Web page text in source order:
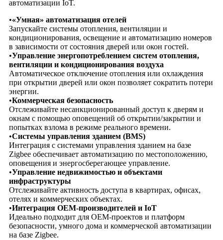
автоматизации IoT.
•«Умная» автоматизация отелей
Запускайте системы отопления, вентиляции и
кондиционирования, освещение и автоматизацию номеров
в зависимости от состояния дверей или окон гостей.
•Управление энергопотреблением систем отопления,
вентиляции и кондиционирования воздуха
Автоматическое отключение отопления или охлаждения
при открытии дверей или окон позволяет сократить потери
энергии.
•Коммерческая безопасность
Отслеживайте несанкционированный доступ к дверям и
окнам с помощью оповещений об открытии/закрытии и
попытках взлома в режиме реального времени.
•Системы управления зданием (BMS)
Интеграция с системами управления зданием на базе
Zigbee обеспечивает автоматизацию по местоположению,
оповещения и энергосберегающее управление.
•Управление недвижимостью и объектами
инфраструктуры
Отслеживайте активность доступа в квартирах, офисах,
отелях и коммерческих объектах.
•Интеграция OEM-производителей и IoT
Идеально подходит для OEM-проектов и платформ
безопасности, умного дома и коммерческой автоматизации
на базе Zigbee.